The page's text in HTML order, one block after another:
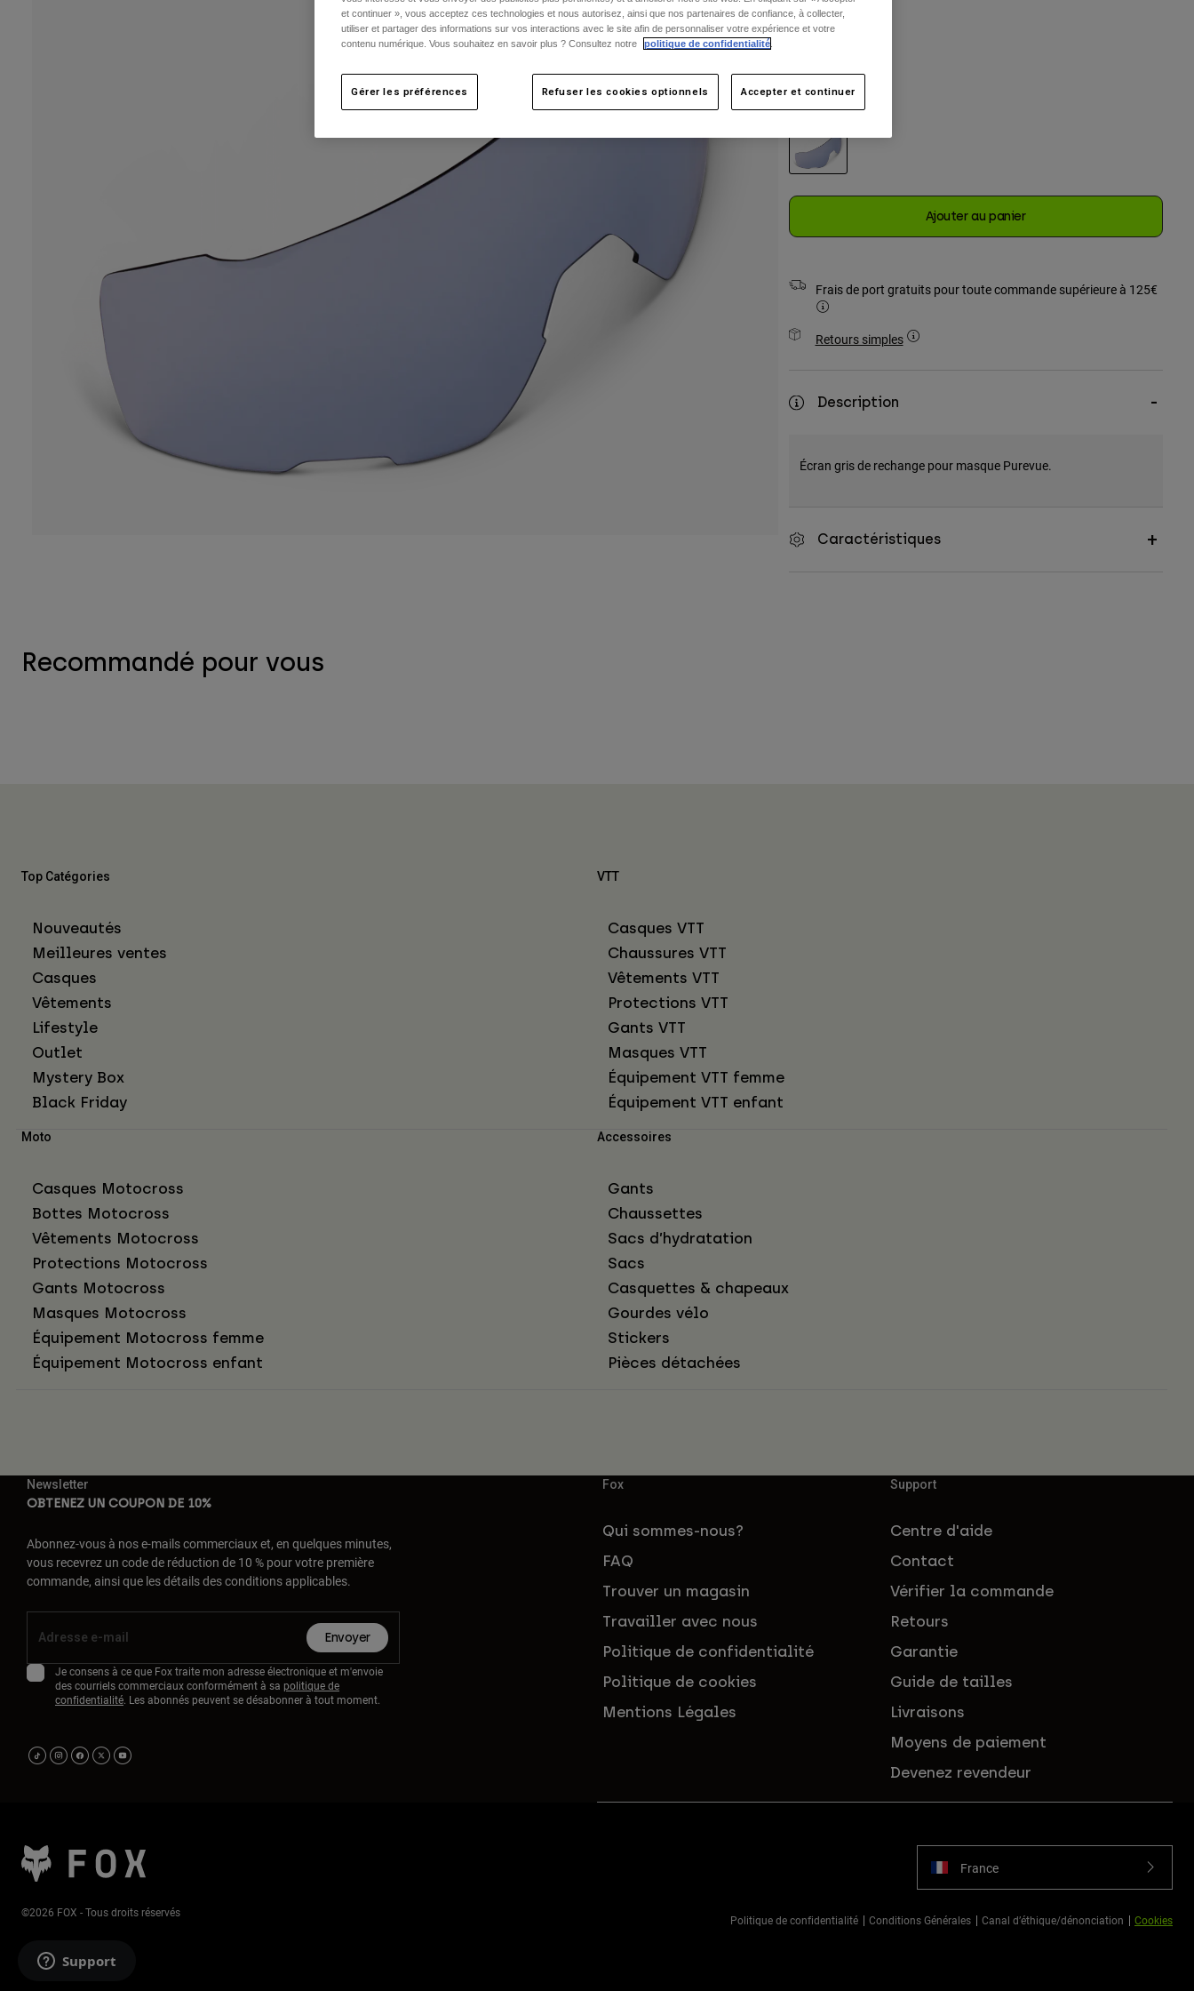
Taille
Unique
Couleur -Gris
Ajouter au panier
Frais de port gratuits pour toute commande supérieure à 125€
Retours simples
Description
Écran gris de rechange pour masque Purevue.
Caractéristiques
Recommandé pour vous
Top Catégories
Nouveautés
Meilleures ventes
Casques
Vêtements
Lifestyle
Outlet
Mystery Box
Black Friday
VTT
Casques VTT
Chaussures VTT
Vêtements VTT
Protections VTT
Gants VTT
Masques VTT
Équipement VTT femme
Équipement VTT enfant
Moto
Casques Motocross
Bottes Motocross
Vêtements Motocross
Protections Motocross
Gants Motocross
Masques Motocross
Équipement Motocross femme
Équipement Motocross enfant
Accessoires
Gants
Chaussettes
Sacs d’hydratation
Sacs
Casquettes & chapeaux
Gourdes vélo
Stickers
Pièces détachées
Newsletter
OBTENEZ UN COUPON DE 10%
Abonnez-vous à nos e-mails commerciaux et, en quelques minutes,
vous recevrez un code de réduction de 10 % pour votre première
commande, ainsi que les détails des conditions applicables.
Envoyer
Je consens à ce que Fox traite mon adresse électronique et m'envoie
des courriels commerciaux conformément à sa politique de
confidentialité. Les abonnés peuvent se désabonner à tout moment.
Fox
Qui sommes-nous?
FAQ
Trouver un magasin
Travailler avec nous
Politique de confidentialité
Politique de cookies
Mentions Légales
Support
Centre d'aide
Contact
Vérifier la commande
Retours
Garantie
Guide de tailles
Livraisons
Moyens de paiement
Devenez revendeur
France
Politique de confidentialité Conditions Générales Canal d’éthique/dénonciation Cookies
©2026 FOX - Tous droits réservés
Support
et continuer », vous acceptez ces technologies et nous autorisez, ainsi que nos partenaires de confiance, à collecter,
utiliser et partager des informations sur vos interactions avec le site afin de personnaliser votre expérience et votre
contenu numérique. Vous souhaitez en savoir plus ? Consultez notre
politique de confidentialité
Gérer les préférences Refuser les cookies optionnels Accepter et continuer